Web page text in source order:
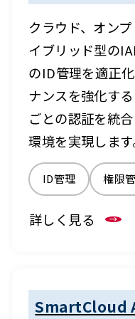
クラウド、オン
イブリッド型の
のID管理を適正
ナンスを強化す
ごとの認証を統
環境を実現します
ID管理 権限
詳しく見る
SmartCloud